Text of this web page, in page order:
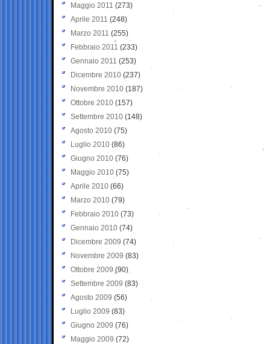
Maggio 2011 (273)
Aprile 2011 (248)
Marzo 2011 (255)
Febbraio 2011 (233)
Gennaio 2011 (253)
Dicembre 2010 (237)
Novembre 2010 (187)
Ottobre 2010 (157)
Settembre 2010 (148)
Agosto 2010 (75)
Luglio 2010 (86)
Giugno 2010 (76)
Maggio 2010 (75)
Aprile 2010 (66)
Marzo 2010 (79)
Febbraio 2010 (73)
Gennaio 2010 (74)
Dicembre 2009 (74)
Novembre 2009 (83)
Ottobre 2009 (90)
Settembre 2009 (83)
Agosto 2009 (56)
Luglio 2009 (83)
Giugno 2009 (76)
Maggio 2009 (72)